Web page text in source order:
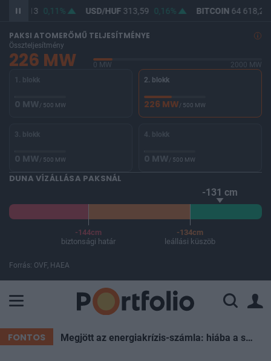
362,13 0,11% USD/HUF313,59 0,16% BITCOIN64 618,27
PAKSI ATOMERŐMŰ TELJESÍTMÉNYE
Összteljesítmény
226 MW 0 MW
2000 MW
1. blokk
0 MW/ 500 MW
2. blokk
226 MW/ 500 MW
3. blokk
0 MW/ 500 MW
4. blokk
0 MW/ 500 MW
DUNA VÍZÁLLÁSA PAKSNÁL
-131 cm
-144cm
biztonsági határ
-134cm
leállási küszöb
Forrás: OVF, HAEA
FONTOS Megjött az energiakrízis-számla: hiába a spórolás, súlyos forintokat éget el az ország esténként